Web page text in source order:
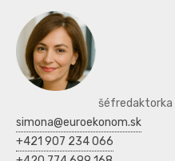
šéfredaktorka
simona@euroekonom.sk
+421 907 234 066